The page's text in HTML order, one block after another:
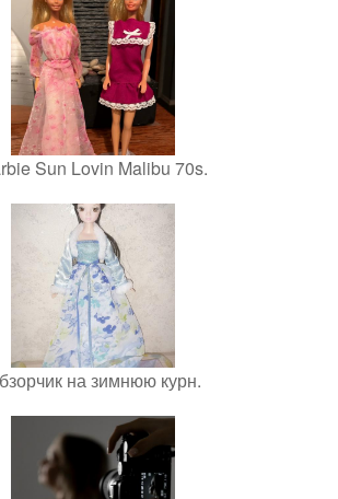
Sun Lovin Malibu 70s.
на зимнюю курн.